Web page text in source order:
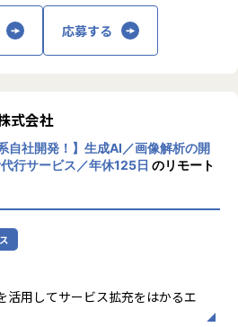
運営に関わる業務一式
業務用アプリの開発
顧客情報/業績/KPIを管理し活用
この広がりに対して、一緒に推
ョイン頂きたいです。
応募する
式会社
自社開発！】生成AI／画像解析の開
行サービス／年休125日 のリモート
用してサービス拡充をはかるエ